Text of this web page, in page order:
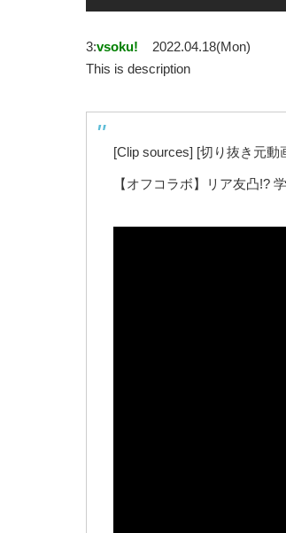
3:vsoku!
2022.04.18(Mon)
This is description
[Clip sources] [切り抜き元動
【オフコラボ】リア友凸!?